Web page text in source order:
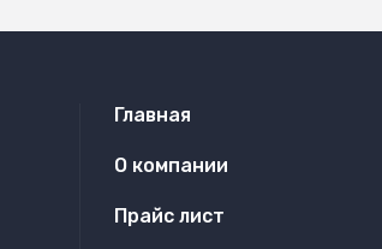
Главная
О компании
Прайс лист